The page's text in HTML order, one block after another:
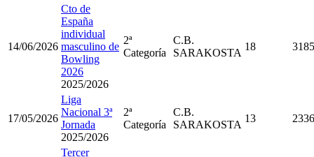
14/06/2026
Cto de
España
individual
masculino de
Bowling
2026
2025/2026
2ª
Categoría
C.B.
SARAKOSTA
18 3185
17/05/2026
Liga
Nacional 3ª
Jornada
2025/2026
2ª
Categoría
C.B.
SARAKOSTA
13 2336
Tercer